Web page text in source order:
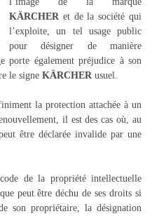
KÄRCHER et de la société qui
l’exploite, un tel usage public
pour désigner de manière
porte également préjudice à son
le signe KÄRCHER usuel.
la protection attachée à un
il est des cas où, au
être déclarée invalide par une
de la propriété intellectuelle
peut être déchu de ses droits si
son propriétaire, la désignation